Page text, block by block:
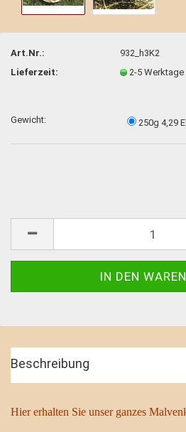
Art.Nr.:
932_h3K2
Lieferzeit:
2-5 Werktage
Gewicht: 250g
Beschreibung
Hier erhalten Sie unser ganzes